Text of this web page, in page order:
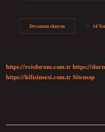
Devamını okuyunHakkı
Muhtel
14
https://reisforum.com.trhttps://
https://kilisinsesi.com.trSitemap